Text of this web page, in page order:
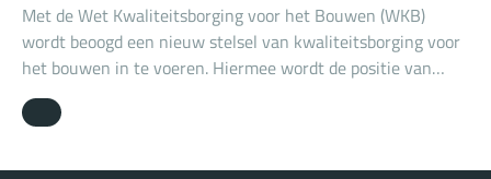
Met de Wet Kwaliteitsborging voor het Bouwen (WKB)
wordt beoogd een nieuw stelsel van kwaliteitsborging voor
het bouwen in te voeren. Hiermee wordt de positie van
opdrachtgevers (bouwconsumenten) versterkt. Zo moet de
aannemer bijvoorbeeld door een zogeheten ‘opleverdossier’
aantonen dat aan de eis van goed en deugdelijk werk en